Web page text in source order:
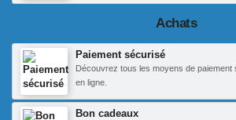
Achats
Paiement sécurisé
Découvrez tous les moyens de
en ligne.
Bon cadeaux